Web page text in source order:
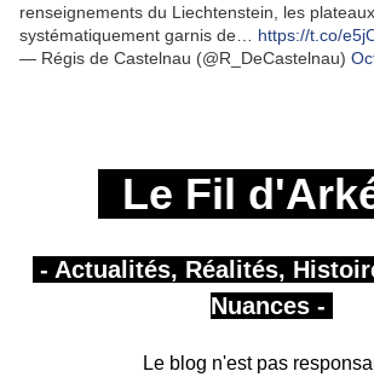
renseignements du Liechtenstein, les
systématiquement garnis de… https://t.co/
— Régis de Castelnau (@R_DeCastelnau)
Le Fil
- Actualités, Réalités,
Nuances -
Le blog n'est pas